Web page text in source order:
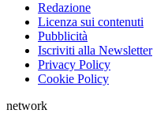
Redazione
Licenza sui contenuti
Pubblicità
Iscriviti alla Newsletter
Privacy Policy
Cookie Policy
network